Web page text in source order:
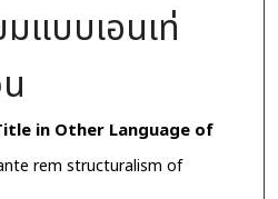
แบบเอนเท่
in Other Language of
rem structuralism of